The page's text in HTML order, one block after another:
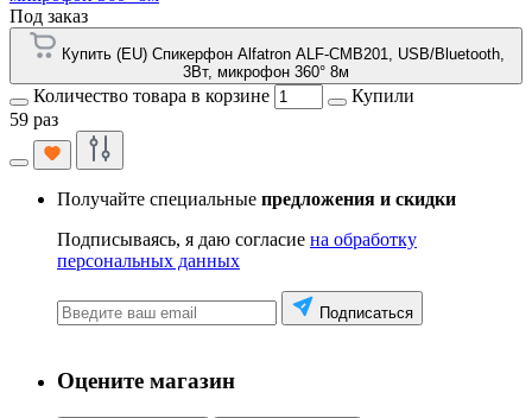
Под заказ
Купить (EU) Спикерфон Alfatron ALF-CMB201, USB/Bluetooth,
3Вт, микрофон 360° 8м
Количество товара в корзине
Купили
59 раз
Получайте специальные предложения и скидки
Подписываясь, я даю согласие на обработку
персональных данных
Подписаться
Оцените магазин